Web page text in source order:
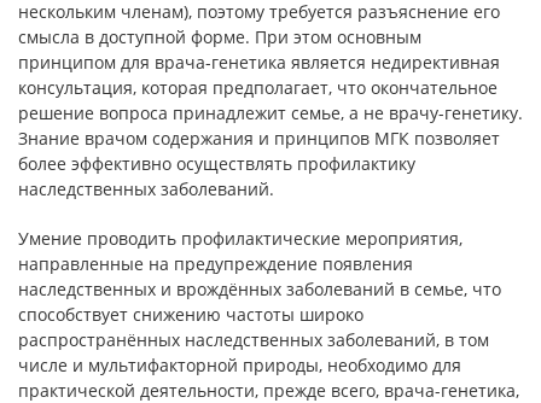
нескольким членам), поэтому требуется разъяснение его
смысла в доступной форме. При этом основным
принципом для врача-генетика является недирективная
консультация, которая предполагает, что окончательное
решение вопроса принадлежит семье, а не врачу-генетику.
Знание врачом содержания и принципов МГК позволяет
более эффективно осуществлять профилактику
наследственных заболеваний.
Умение проводить профилактические мероприятия,
направленные на предупреждение появления
наследственных и врождённых заболеваний в семье, что
способствует снижению частоты широко
распространённых наследственных заболеваний, в том
числе и мультифакторной природы, необходимо для
практической деятельности, прежде всего, врача-генетика,